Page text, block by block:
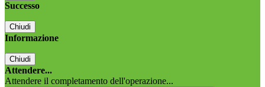
Successo
Chiudi
Informazione
Chiudi
Attendere...
Attendere il completamento dell'operazione...